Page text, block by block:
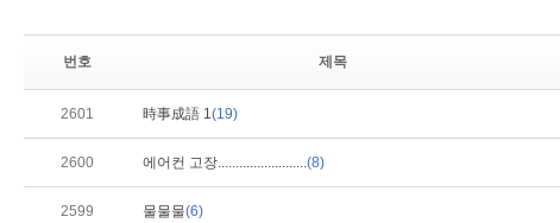
번호 제목
2601 時事成語 1(19)
2600 에어컨 고장.........................(8)
2599 물물물(6)